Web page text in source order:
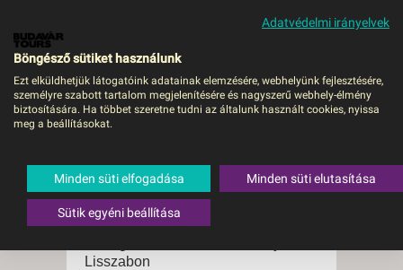
MENÜ
HOSSZÚ HÉTVÉGE
Cabo da Roca, Cascais és
a Tejo-folyó - Budapest,
Repülő
Lisszabon
Adatvédelmi irányelvek
Böngésző sütiket használunk
Ezt elküldhetjük látogatóink adatainak elemzésére, webhelyünk fejlesztésére,
személyre szabott tartalom megjelenítésére és nagyszerű webhely-élmény
biztosítására. Ha többet szeretne tudni az általunk használt cookies, nyissa
meg a beállításokat.
Minden süti elfogadása Minden süti elutasítása
Sütik egyéni beállítása